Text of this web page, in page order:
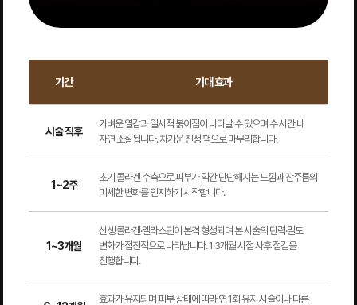
기간 기대 효과
시술 직후
가벼운 열감과 일시적 붉어짐이 나타날 수 있으며 수 시간 내
자연 소실됩니다. 차가운 진정 팩으로 마무리합니다.
1~2주
초기 콜라겐 수축으로 피부가 약간 단단해지는 느낌과 잔주름의
미세한 변화를 인지하기 시작합니다.
1~3개월
신생 콜라겐·엘라스틴이 본격 형성되며 본 시술의 탄력·밀도
변화가 점진적으로 나타납니다. 1·3개월 시점 사후 점검을
진행합니다.
효과가 유지되며 피부 상태에 따라 연 1회 유지 시술이나 다른